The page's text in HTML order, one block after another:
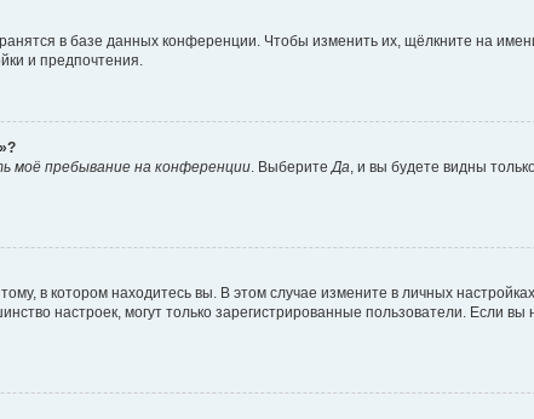
в базе данных конференции. Чтобы изменить их, щёлкните на
и предпочтения.
моё пребывание на конференции . Выберите Да , и вы будете видны
в котором находитесь вы. В этом случае измените в личных
настроек, могут только зарегистрированные пользователи. Если